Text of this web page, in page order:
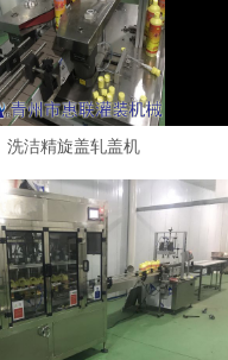
洗洁精旋盖轧盖机